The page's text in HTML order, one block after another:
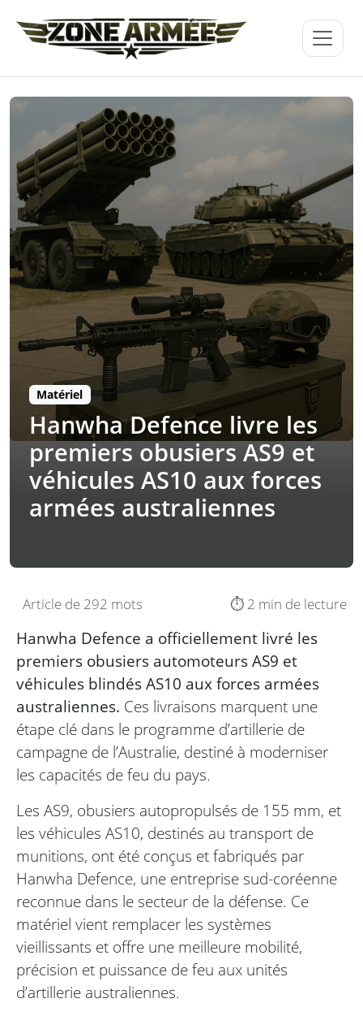
Matériel
Hanwha Defence livre les
premiers obusiers AS9 et
véhicules AS10 aux forces
armées australiennes
Article de 292 mots ⏱️ 2 min de lecture
Hanwha Defence a officiellement livré les
premiers obusiers automoteurs AS9 et
véhicules blindés AS10 aux forces armées
australiennes. Ces livraisons marquent une
étape clé dans le programme d’artillerie de
campagne de l’Australie, destiné à moderniser
les capacités de feu du pays.
Les AS9, obusiers autopropulsés de 155 mm, et
les véhicules AS10, destinés au transport de
munitions, ont été conçus et fabriqués par
Hanwha Defence, une entreprise sud-coréenne
reconnue dans le secteur de la défense. Ce
matériel vient remplacer les systèmes
vieillissants et offre une meilleure mobilité,
précision et puissance de feu aux unités
d’artillerie australiennes.